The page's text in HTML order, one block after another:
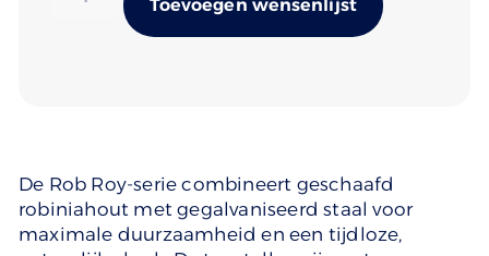
Toevoegen wensenlijst
De Rob Roy-serie combineert geschaafd
robiniahout met gegalvaniseerd staal voor
maximale duurzaamheid en een tijdloze,